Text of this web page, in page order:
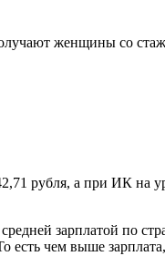
женщины со
рубля, а при ИК на
зарплатой по
есть чем выше